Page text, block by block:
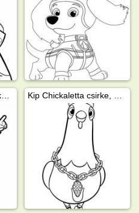
Ryder karácsonyi sapkával